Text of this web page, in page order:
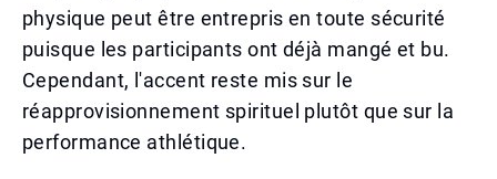
physique peut être entrepris en toute sécurité
puisque les participants ont déjà mangé et bu.
Cependant, l'accent reste mis sur le
réapprovisionnement spirituel plutôt que sur la
performance athlétique.